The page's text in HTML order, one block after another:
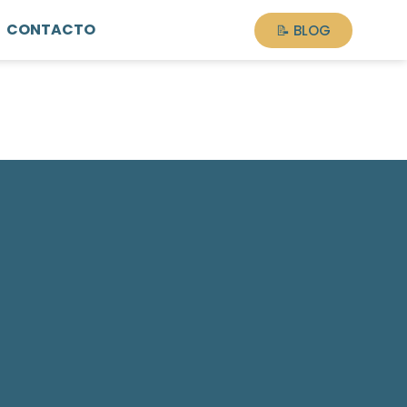
CONTACTO 📝 BLOG